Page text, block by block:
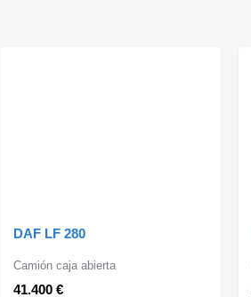
DAF LF 280
41.400 €
Camión caja abierta